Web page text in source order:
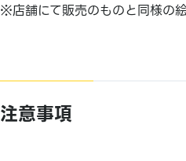
※店舗にて販売のものと同様の
注意事項